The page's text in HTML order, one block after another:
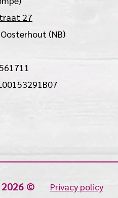
27
(NB)
2026 © Privacy policy